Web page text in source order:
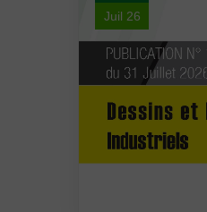
Juil 26